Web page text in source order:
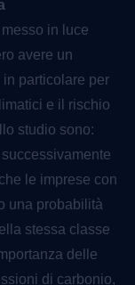
in luce
avere un
particolare per
e il rischio
studio sono:
successivamente
le imprese con
una probabilità
stessa classe
delle
di carbonio,